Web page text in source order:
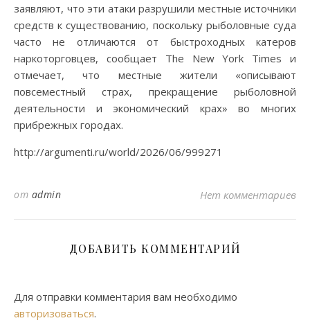
заявляют, что эти атаки разрушили местные источники
средств к существованию, поскольку рыболовные суда
часто не отличаются от быстроходных катеров
наркоторговцев, сообщает The New York Times и
отмечает, что местные жители «описывают
повсеместный страх, прекращение рыболовной
деятельности и экономический крах» во многих
прибрежных городах.
http://argumenti.ru/world/2026/06/999271
от admin Нет комментариев
ДОБАВИТЬ КОММЕНТАРИЙ
Для отправки комментария вам необходимо
авторизоваться.